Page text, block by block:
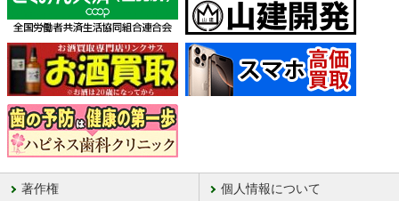
著作権 個人情報について